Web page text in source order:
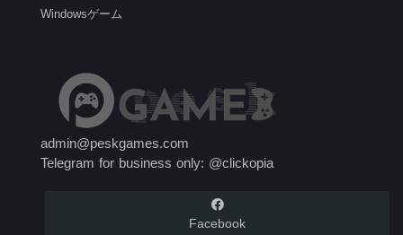
Windowsゲーム
admin@peskgames.com
Telegram for business only: @clickopia
Facebook